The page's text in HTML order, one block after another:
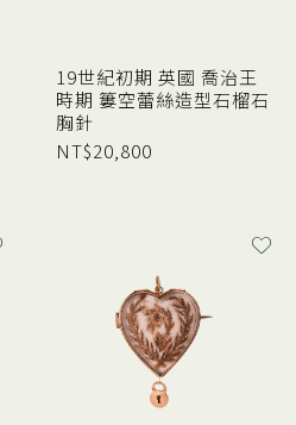
19世紀初期 英國 喬治王
時期 簍空蕾絲造型石榴石
胸針
NT$20,800